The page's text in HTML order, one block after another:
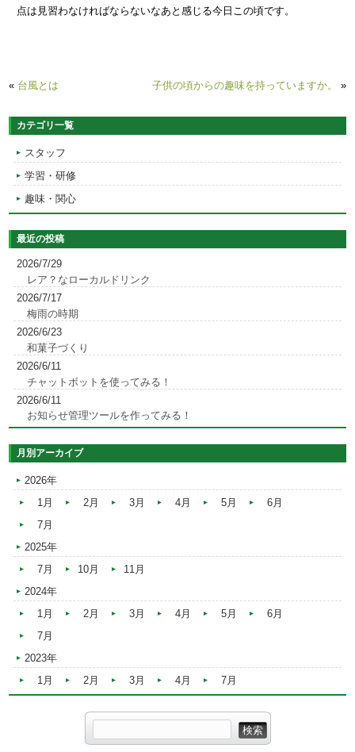
点は見習わなければならないなあと感じる今日この頃です。
« 台風とは 子供の頃からの趣味を持っていますか。 »
カテゴリ一覧
スタッフ
学習・研修
趣味・関心
最近の投稿
2026/7/29
レア？なローカルドリンク
2026/7/17
梅雨の時期
2026/6/23
和菓子づくり
2026/6/11
チャットボットを使ってみる！
2026/6/11
お知らせ管理ツールを作ってみる！
月別アーカイブ
2026年
1月
2月 3月 4月 5月
6月
7月
2025年
7月
10月
11月
2024年
1月
2月 3月 4月 5月
6月
7月
2023年
1月
2月 3月 4月 7月